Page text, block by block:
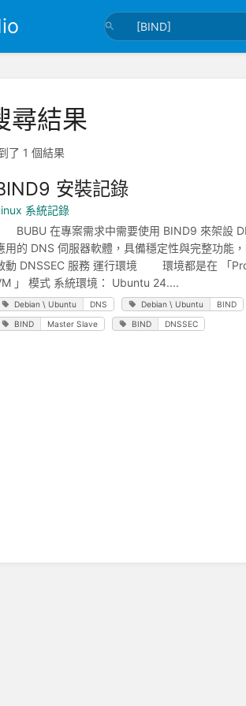
尋結果
了 1 個結果
安裝記錄
系統記錄
BUBU 在專案需求中需要使用 BIND9 來架設
用的 DNS 伺服器軟體，具備穩定性與完整功能
動 DNSSEC 服務 運行環境 環境都是在 「
」 模式 系統環境： Ubuntu 24....
Debian \ Ubuntu DNS Debian \ Ubuntu BIND
BIND Master Slave BIND DNSSEC